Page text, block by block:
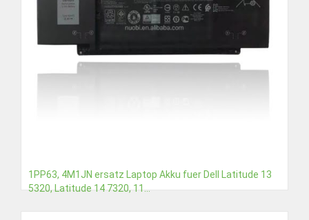
1PP63, 4M1JN ersatz Laptop Akku fuer Dell Latitude 13
5320, Latitude 14 7320, 11...